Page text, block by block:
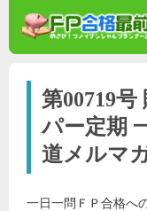
第00719号
パー定期
道メルマ
一日一問ＦＰ合格へ